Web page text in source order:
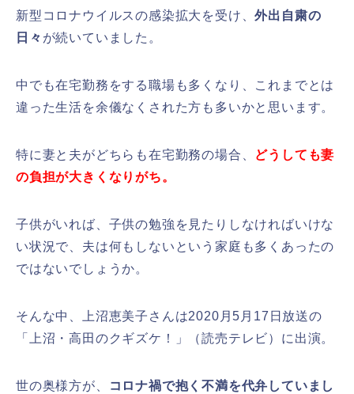
新型コロナウイルスの感染拡大を受け、外出自粛の
日々 が続いていました。
中でも在宅勤務をする職場も多くなり、これまでとは
違った生活を余儀なくされた方も多いかと思います。
特に妻と夫がどちらも在宅勤務の場合、 どうしても妻
の負担が大きくなりがち。
子供がいれば、子供の勉強を見たりしなければいけな
い状況で、夫は何もしないという家庭も多くあったの
ではないでしょうか。
そんな中、上沼恵美子さんは2020月5月17日放送の
「上沼・高田のクギズケ！」（読売テレビ）に出演。
世の奥様方が、 コロナ禍で抱く不満を代弁していまし